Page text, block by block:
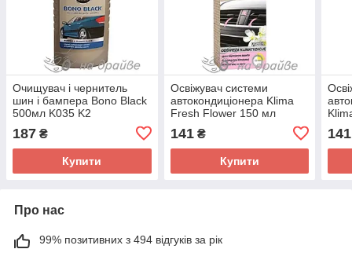
Очищувач і чернитель
шин і бампера Bono Black
500мл K035 K2
187 ₴
Купити
Освіжувач системи
автокондиціонера Klima
Fresh Flower 150 мл
141₴
Купити
141
Про нас
99% позитивних з 494 відгуків за рік